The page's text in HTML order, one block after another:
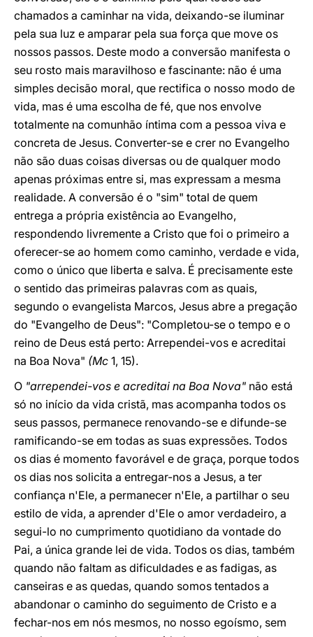
chamados a caminhar na vida, deixando-se iluminar
pela sua luz e amparar pela sua força que move os
nossos passos. Deste modo a conversão manifesta o
seu rosto mais maravilhoso e fascinante: não é uma
simples decisão moral, que rectifica o nosso modo de
vida, mas é uma escolha de fé, que nos envolve
totalmente na comunhão íntima com a pessoa viva e
concreta de Jesus. Converter-se e crer no Evangelho
não são duas coisas diversas ou de qualquer modo
apenas próximas entre si, mas expressam a mesma
realidade. A conversão é o "sim" total de quem
entrega a própria existência ao Evangelho,
respondendo livremente a Cristo que foi o primeiro a
oferecer-se ao homem como caminho, verdade e vida,
como o único que liberta e salva. É precisamente este
o sentido das primeiras palavras com as quais,
segundo o evangelista Marcos, Jesus abre a pregação
do "Evangelho de Deus": "Completou-se o tempo e o
reino de Deus está perto: Arrependei-vos e acreditai
na Boa Nova" (Mc 1, 15).
O "arrependei-vos e acreditai na Boa Nova" não está
só no início da vida cristã, mas acompanha todos os
seus passos, permanece renovando-se e difunde-se
ramificando-se em todas as suas expressões. Todos
os dias é momento favorável e de graça, porque todos
os dias nos solicita a entregar-nos a Jesus, a ter
confiança n'Ele, a permanecer n'Ele, a partilhar o seu
estilo de vida, a aprender d'Ele o amor verdadeiro, a
segui-lo no cumprimento quotidiano da vontade do
Pai, a única grande lei de vida. Todos os dias, também
quando não faltam as dificuldades e as fadigas, as
canseiras e as quedas, quando somos tentados a
abandonar o caminho do seguimento de Cristo e a
fechar-nos em nós mesmos, no nosso egoísmo, sem